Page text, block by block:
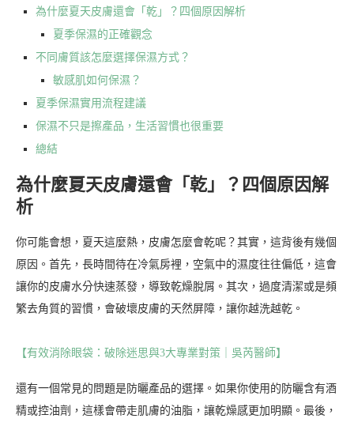
為什麼夏天皮膚還會「乾」？四個原因解析
夏季保濕的正確觀念
不同膚質該怎麼選擇保濕方式？
敏感肌如何保濕？
夏季保濕實用流程建議
保濕不只是擦產品，生活習慣也很重要
總結
為什麼夏天皮膚還會「乾」？四個原因解
析
你可能會想，夏天這麼熱，皮膚怎麼會乾呢？其實，這背後有幾個
原因。首先，長時間待在冷氣房裡，空氣中的濕度往往偏低，這會
讓你的皮膚水分快速蒸發，導致乾燥脫屑。其次，過度清潔或是頻
繁去角質的習慣，會破壞皮膚的天然屏障，讓你越洗越乾。
【有效消除眼袋：破除迷思與3大專業對策｜吳芮醫師】
還有一個常見的問題是防曬產品的選擇。如果你使用的防曬含有酒
精或控油劑，這樣會帶走肌膚的油脂，讓乾燥感更加明顯。最後，